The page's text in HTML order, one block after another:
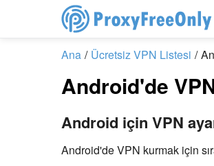
Ana Ücretsiz VPN Listesi
Android'de
Android için VPN
Android'de VPN kurmak için